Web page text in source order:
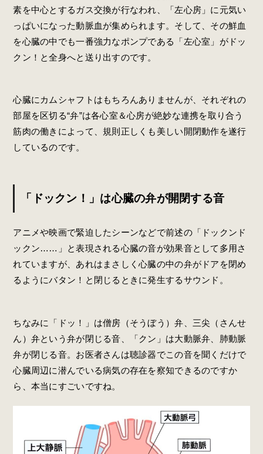
素を中心とするガス交換が行なわれ、「左心房」に元気い
っぱいになった動脈血が集められます。そして、その鮮血
を心臓の中でも一番強力なポンプである「左心室」がドッ
クン！と全身へと送り出すのです。
心臓にカムシャフトはもちろんありませんが、それぞれの
部屋を区切る“弁”は各心室＆心房が絶妙な連携を取り合う
筋肉の働きによって、規則正しくも美しい開閉動作を遂行
しているのです。
「ドックン！」は心臓の弁が開閉する音
アニメや映画で緊迫したシーンなどで前述の「ドックンド
ックン……」と表現される心臓の音が効果音として多用さ
れていますが、あれはまさしく心臓の中の弁がドアを閉め
るようにバタン！と閉じるときに発生するサウンド。
ちなみに「ドッ！」は僧房（そうぼう）弁、三尖（さんせ
ん）弁という弁が閉じる音、「クン」は大動脈弁、肺動脈
弁が閉じる音。お医者さんは聴診器でこの音を聞くだけで
心臓周辺に潜んでいる病気の存在を察知できるのですか
ら、本当にすごいですね。